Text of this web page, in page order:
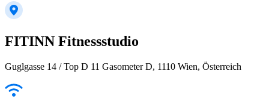
FITINN Fitnessstudio
Guglgasse 14 / Top D 11 Gasometer D, 1110 Wien, Österreich